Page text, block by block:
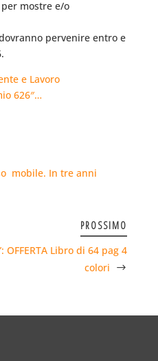
mostre e/o
pervenire entro e
e Lavoro
626″…
 mobile. In tre anni
PROSSIMO
OFFERTA Libro di 64 pag 4
colori